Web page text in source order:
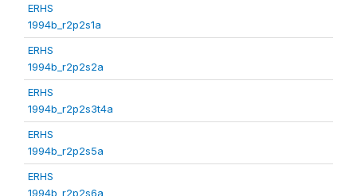
ERHS
1994b_r2p2s1a
ERHS
1994b_r2p2s2a
ERHS
1994b_r2p2s3t4a
ERHS
1994b_r2p2s5a
ERHS
1994b_r2p2s6a